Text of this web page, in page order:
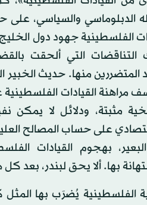
الدبلوماسي والسياسي، على
الفلسطينية جهود دول
التي ألحقت
منها. حديث الخبير
مراهنة القيادات
مثبتة، ودلائل لا يمكن
على حساب المصالح
بهجوم القيادات
بها. ألا يحق لبندر، بعد
الفلسطينية يُضرَب بها